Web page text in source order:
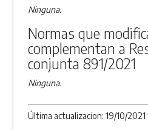
Ninguna.
Normas que
complementan a
conjunta 891/2021
Ninguna.
Última actualizacion: 19/10/2021